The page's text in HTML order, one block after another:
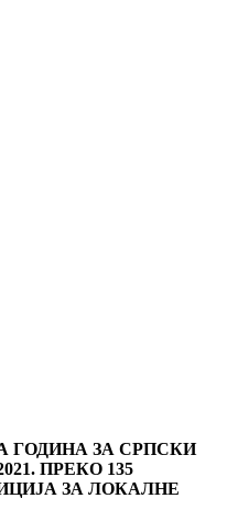
ГОДИНА ЗА СРПСКИ
ПРЕКО 135
ЗА ЛОКАЛНЕ